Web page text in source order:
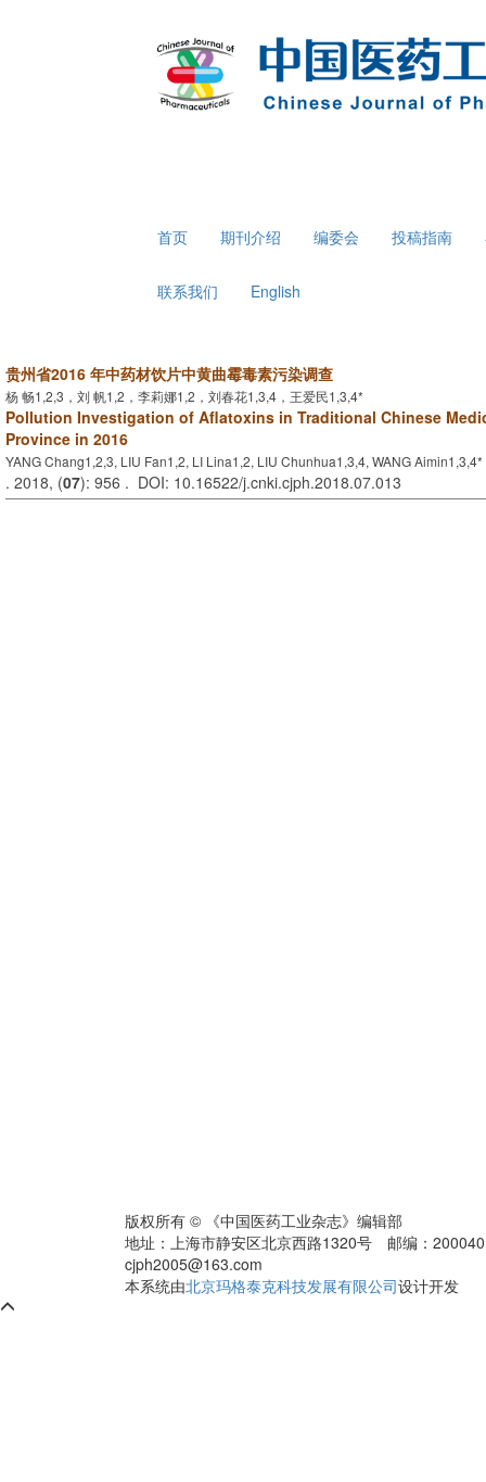
首页 期刊介绍 编委会 投稿指南
联系我们 English
贵州省2016 年中药材饮片中黄曲霉毒素污染调查
杨 畅1,2,3，刘 帆1,2，李莉娜1,2，刘春花1,3,4，王爱民1,3,4*
Pollution Investigation of Aflatoxins in Traditional Chinese
Province in 2016
YANG Chang1,2,3, LIU Fan1,2, LI Lina1,2, LIU Chunhua1,3,4, WANG Aimin1,3,4*
. 2018, (07): 956 . DOI: 10.16522/j.cnki.cjph.2018.07.013
版权所有 © 《中国医药工业杂志》编辑部
地址：上海市静安区北京西路1320号 邮编：
cjph2005@163.com
本系统由北京玛格泰克科技发展有限公司设计开发